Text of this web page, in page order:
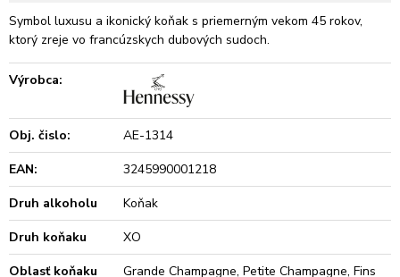
Symbol luxusu a ikonický koňak s priemerným vekom 45 rokov,
ktorý zreje vo francúzskych dubových sudoch.
Výrobca:
Obj. čislo:
AE-1314
EAN:
3245990001218
Druh alkoholu
Koňak
Druh koňaku
XO
Oblasť koňaku
Grande Champagne, Petite Champagne, Fins